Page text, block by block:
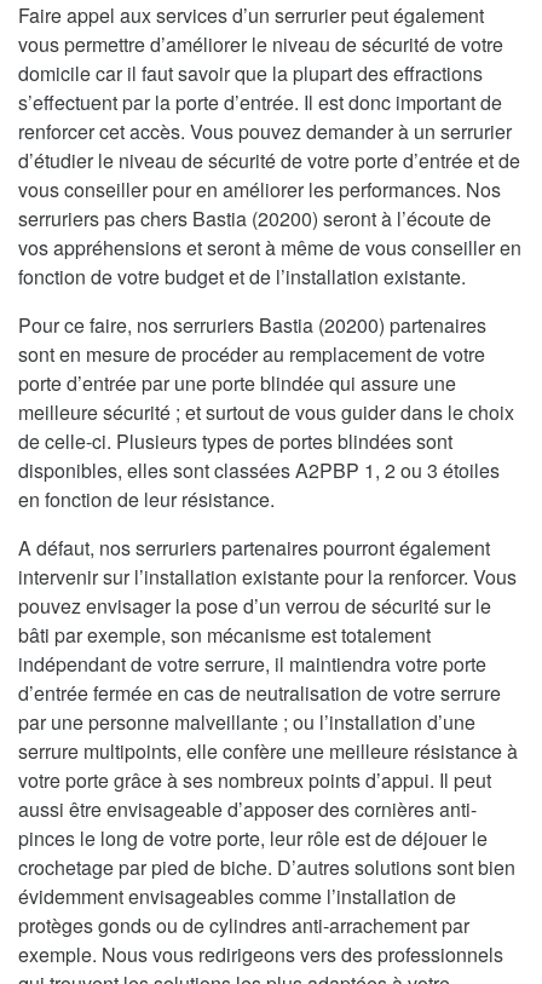
Faire appel aux services d’un serrurier peut également
vous permettre d’améliorer le niveau de sécurité de votre
domicile car il faut savoir que la plupart des effractions
s’effectuent par la porte d’entrée. Il est donc important de
renforcer cet accès. Vous pouvez demander à un serrurier
d’étudier le niveau de sécurité de votre porte d’entrée et de
vous conseiller pour en améliorer les performances. Nos
serruriers pas chers Bastia (20200) seront à l’écoute de
vos appréhensions et seront à même de vous conseiller en
fonction de votre budget et de l’installation existante.
Pour ce faire, nos serruriers Bastia (20200) partenaires
sont en mesure de procéder au remplacement de votre
porte d’entrée par une porte blindée qui assure une
meilleure sécurité ; et surtout de vous guider dans le choix
de celle-ci. Plusieurs types de portes blindées sont
disponibles, elles sont classées A2PBP 1, 2 ou 3 étoiles
en fonction de leur résistance.
A défaut, nos serruriers partenaires pourront également
intervenir sur l’installation existante pour la renforcer. Vous
pouvez envisager la pose d’un verrou de sécurité sur le
bâti par exemple, son mécanisme est totalement
indépendant de votre serrure, il maintiendra votre porte
d’entrée fermée en cas de neutralisation de votre serrure
par une personne malveillante ; ou l’installation d’une
serrure multipoints, elle confère une meilleure résistance à
votre porte grâce à ses nombreux points d’appui. Il peut
aussi être envisageable d’apposer des cornières anti-
pinces le long de votre porte, leur rôle est de déjouer le
crochetage par pied de biche. D’autres solutions sont bien
évidemment envisageables comme l’installation de
protèges gonds ou de cylindres anti-arrachement par
exemple. Nous vous redirigeons vers des professionnels